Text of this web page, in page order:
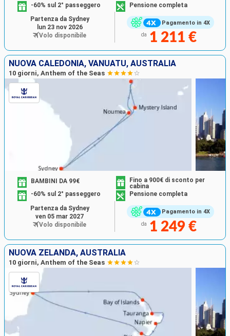
Pagamento in 4X
-60% sul 2° passeggero
Pensione completa
da 1 211 €
Partenza da Sydney
lun 23 nov 2026
Volo disponibile
NUOVA CALEDONIA, VANUATU, AUSTRALIA
10 giorni, Anthem of the Seas
Pagamento in 4X
BAMBINI DA 99€
Fino a 900€ di sconto per
cabina
-60% sul 2° passeggero
Pensione completa
da 1 249 €
Partenza da Sydney
ven 05 mar 2027
Volo disponibile
NUOVA ZELANDA, AUSTRALIA
10 giorni, Anthem of the Seas